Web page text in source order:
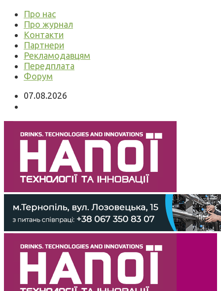
Про нас
Про журнал
Контакти
Партнери
Рекламодавцям
Передплата
Форум
07.08.2026